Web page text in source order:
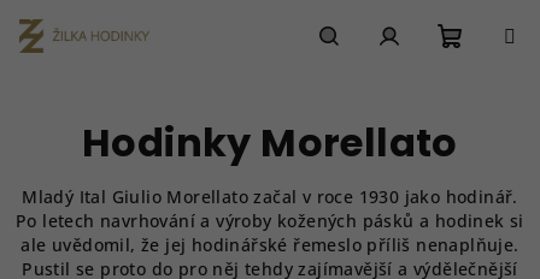
na
obsah
košík
Hodinky Morellato
Mladý Ital Giulio Morellato začal v roce 1930 jako hodinář.
Po letech navrhování a výroby kožených pásků a hodinek si
ale uvědomil, že jej hodinářské řemeslo příliš nenaplňuje.
Pustil se proto do pro něj tehdy zajímavější a výdělečnější